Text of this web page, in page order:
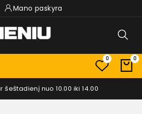
Mano paskyra
0 0
šeštadienį nuo 10.00 iki 14.00